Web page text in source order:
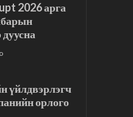
2026 арга
үйлдвэрлэгч
орлого